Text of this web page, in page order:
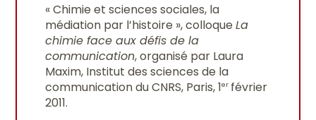
« Chimie et sciences sociales, la
médiation par l’histoire », colloqueLa
chimie face aux défis de la
communication, organisé par Laura
Maxim, Institut des sciences de la
communication du CNRS, Paris, 1er février
2011.